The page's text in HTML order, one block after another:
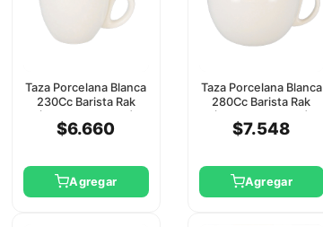
Taza Porcelana Blanca
230Cc Barista Rak
$6.660
Agregar
Taza Porcelana Blanca
280Cc Barista Rak
$7.548
Agregar